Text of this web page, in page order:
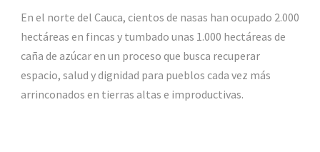
En el norte del Cauca, cientos de nasas han ocupado 2.000
hectáreas en fincas y tumbado unas 1.000 hectáreas de
caña de azúcar en un proceso que busca recuperar
espacio, salud y dignidad para pueblos cada vez más
arrinconados en tierras altas e improductivas.